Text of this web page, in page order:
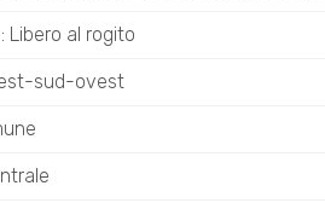
al rogito
sud-ovest